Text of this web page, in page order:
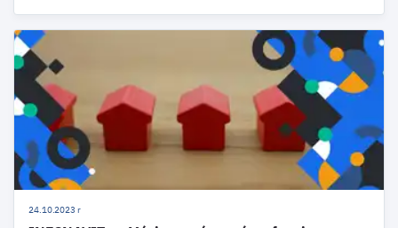
24.10.2023 r